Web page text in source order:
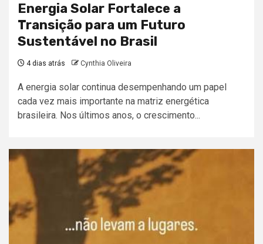
Energia Solar Fortalece a
Transição para um Futuro
Sustentável no Brasil
4 dias atrás Cynthia Oliveira
A energia solar continua desempenhando um papel
cada vez mais importante na matriz energética
brasileira. Nos últimos anos, o crescimento...